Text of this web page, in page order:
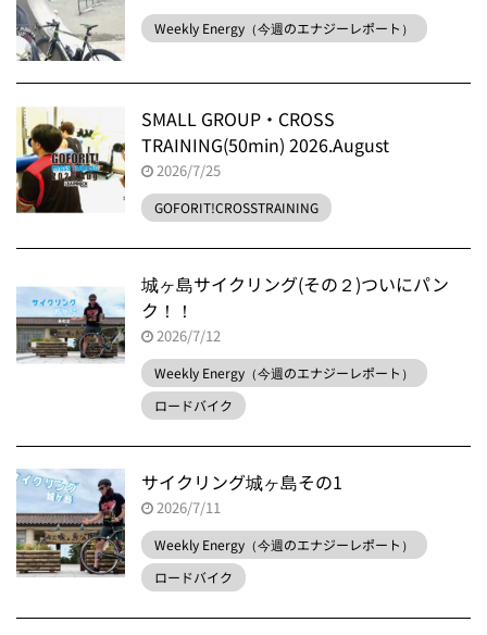
Weekly Energy（今週のエナジーレポート）
SMALL GROUP・CROSS
TRAINING(50min) 2026.August
2026/7/25
GOFORIT!CROSSTRAINING
城ヶ島サイクリング(その２)ついにパン
ク！！
2026/7/12
Weekly Energy（今週のエナジーレポート）
ロードバイク
サイクリング城ヶ島その1
2026/7/11
Weekly Energy（今週のエナジーレポート）
ロードバイク